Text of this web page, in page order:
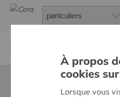
À propos
cookies
Lorsque vous